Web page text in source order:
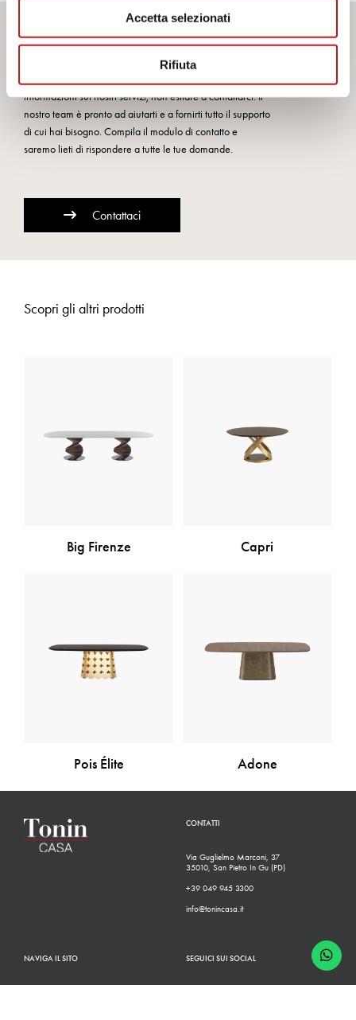
Accetta selezionati
Rifiuta
Desideri maggiori informazioni?
informazioni sui nostri servizi, non esitare a contattarci. Il
nostro team è pronto ad aiutarti e a fornirti tutto il supporto
di cui hai bisogno. Compila il modulo di contatto e
saremo lieti di rispondere a tutte le tue domande.
Contattaci
Scopri gli altri prodotti
Big Firenze Capri
Pois Élite Adone
CONTATTI
Via Guglielmo Marconi, 37
35010, San Pietro In Gu (PD)
+39 049 945 3300
info@tonincasa.it
NAVIGA IL SITO SEGUICI SUI SOCIAL